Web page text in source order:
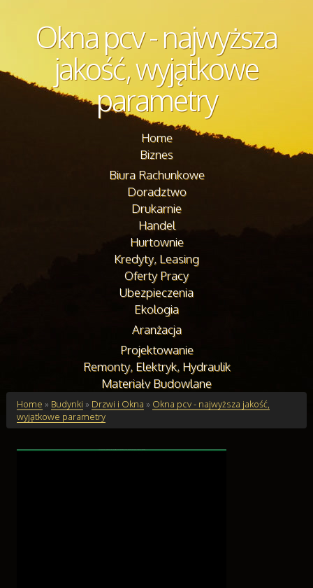
Okna pcv - najwyższa
jakość, wyjątkowe
parametry
Home
Biznes
Biura Rachunkowe
Doradztwo
Drukarnie
Handel
Hurtownie
Kredyty, Leasing
Oferty Pracy
Ubezpieczenia
Ekologia
Aranżacja
Projektowanie
Remonty, Elektryk, Hydraulik
Materiały Budowlane
Budynki
Home » Budynki » Drzwi i Okna » Okna pcv - najwyższa jakość,
wyjątkowe parametry